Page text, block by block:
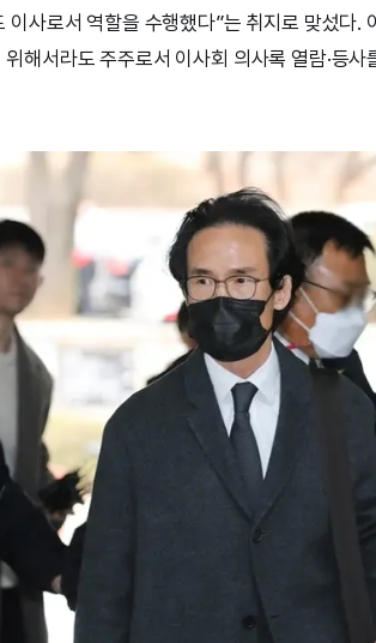
이사로서 역할을 수행했다”는 취지로 맞섰다.
해서라도 주주로서 이사회 의사록 열람·등